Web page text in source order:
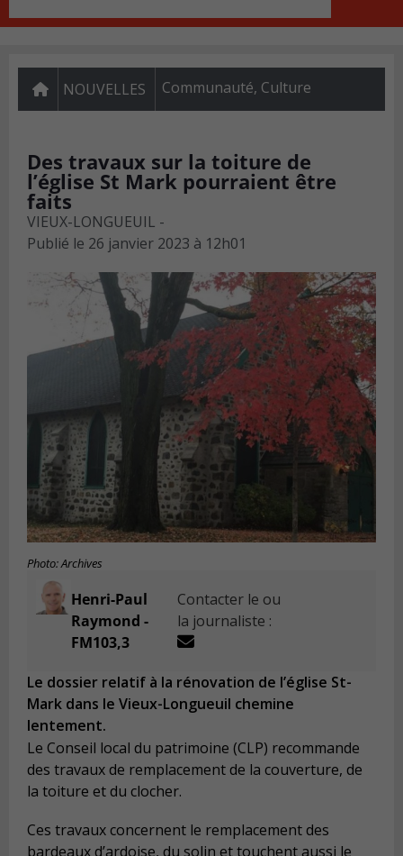
NOUVELLES Communauté, Culture
Des travaux sur la toiture de
l’église St Mark pourraient être
faits
VIEUX-LONGUEUIL -
Publié le 26 janvier 2023 à 12h01
Photo: Archives
Henri-Paul
Raymond -
FM103,3
Contacter le ou
la journaliste :
Le dossier relatif à la rénovation de l’église St-
Mark dans le Vieux-Longueuil chemine
lentement.
Le Conseil local du patrimoine (CLP) recommande
des travaux de remplacement de la couverture, de
la toiture et du clocher.
Ces travaux concernent le remplacement des
bardeaux d’ardoise, du solin et touchent aussi le